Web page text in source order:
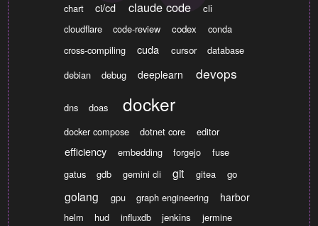
chart
ci/cd claude code
cli
cloudflare
code-review codex
conda
cross-compiling
cuda cursor
database
debian
debug deeplearn devops
dns doas docker
docker compose dotnet core editor
efficiency embedding forgejo
fuse
gatus
gdb gemini cli git gitea go
golang gpu graph engineering harbor
helm hud influxdb jenkins
jermine